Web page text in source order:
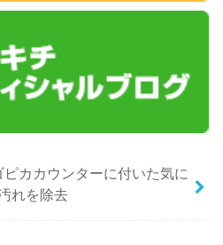
カカウンターに付いた気に
れを除去